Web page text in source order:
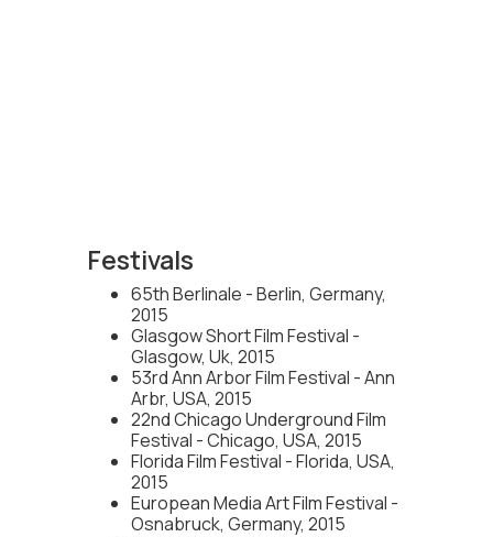
Festivals
65th Berlinale - Berlin, Germany,
2015
Glasgow Short Film Festival -
Glasgow, Uk, 2015
53rd Ann Arbor Film Festival - Ann
Arbr, USA, 2015
22nd Chicago Underground Film
Festival - Chicago, USA, 2015
Florida Film Festival - Florida, USA,
2015
European Media Art Film Festival -
Osnabruck, Germany, 2015